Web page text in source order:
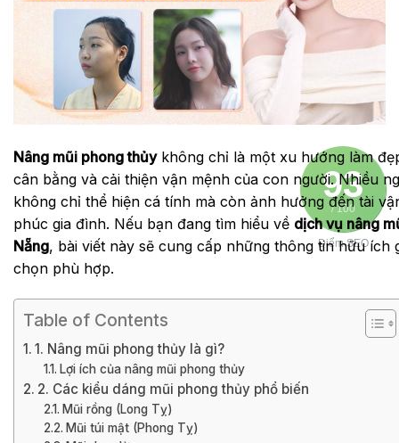
93
/ 100
Điểm SEO
Nâng mũi phong thủykhông chỉ là một xu hướng làm
cân bằng và cải thiện vận mệnh của con người. Nhiều
không chỉ thể hiện cá tính mà còn ảnh hưởng đến tài
phúc gia đình. Nếu bạn đang tìm hiểu về dịch vụ nâng
Nẵng, bài viết này sẽ cung cấp những thông tin hữu ích
chọn phù hợp.
Table of Contents
1. Nâng mũi phong thủy là gì?
Lợi ích của nâng mũi phong thủy
2. Các kiểu dáng mũi phong thủy phổ biến
Mũi rồng (Long Tỵ)
Mũi túi mật (Phong Tỵ)